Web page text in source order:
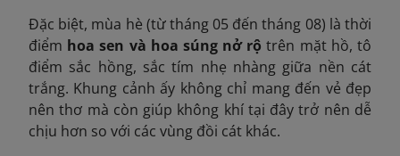
Đặc biệt, mùa hè (từ tháng 05 đến tháng 08) là thời
điểm hoa sen và hoa súng nở rộ trên mặt hồ, tô
điểm sắc hồng, sắc tím nhẹ nhàng giữa nền cát
trắng. Khung cảnh ấy không chỉ mang đến vẻ đẹp
nên thơ mà còn giúp không khí tại đây trở nên dễ
chịu hơn so với các vùng đồi cát khác.